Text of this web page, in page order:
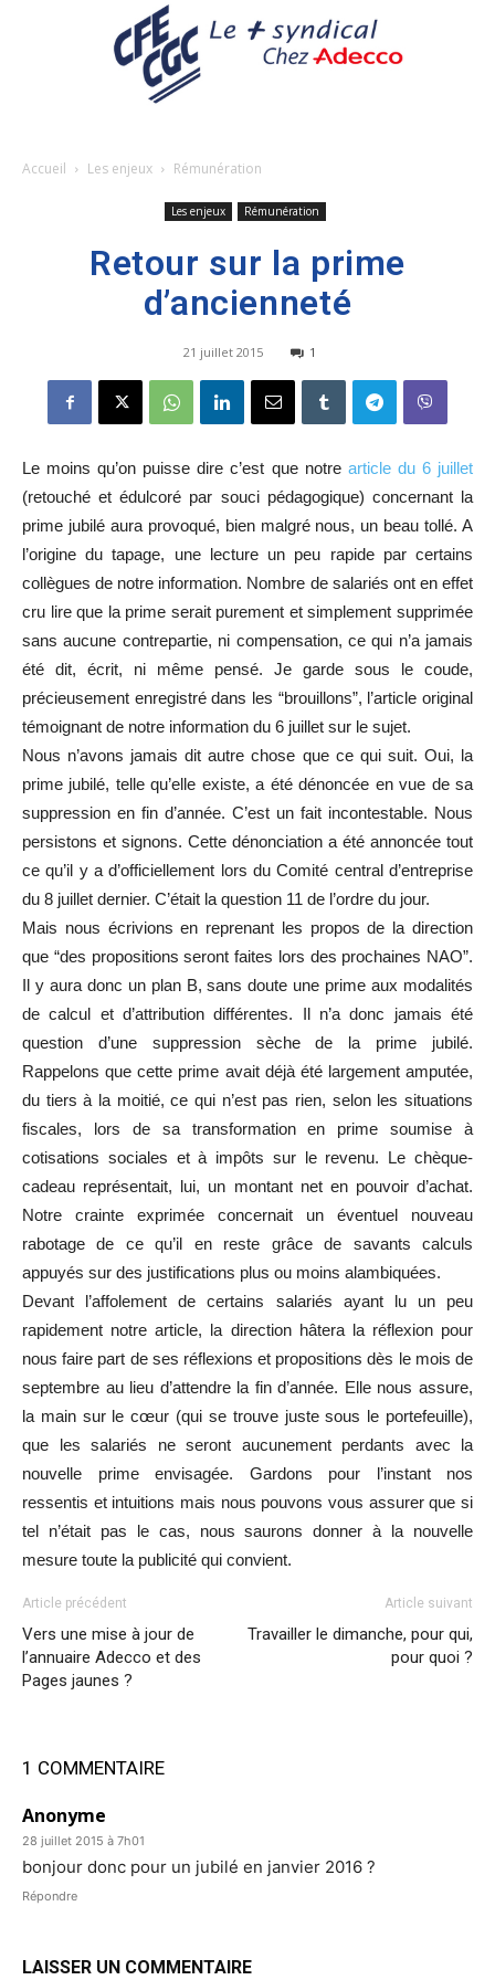
Accueil Les enjeux Rémunération
Les enjeux Rémunération
Retour sur la prime
d’ancienneté
21 juillet 2015 1
Le moins qu’on puisse dire c’est que notre article du 6 juillet
(retouché et édulcoré par souci pédagogique) concernant la
prime jubilé aura provoqué, bien malgré nous, un beau tollé. A
l’origine du tapage, une lecture un peu rapide par certains
collègues de notre information. Nombre de salariés ont en effet
cru lire que la prime serait purement et simplement supprimée
sans aucune contrepartie, ni compensation, ce qui n’a jamais
été dit, écrit, ni même pensé. Je garde sous le coude,
précieusement enregistré dans les “brouillons”, l’article original
témoignant de notre information du 6 juillet sur le sujet.
Nous n’avons jamais dit autre chose que ce qui suit. Oui, la
prime jubilé, telle qu’elle existe, a été dénoncée en vue de sa
suppression en fin d’année. C’est un fait incontestable. Nous
persistons et signons. Cette dénonciation a été annoncée tout
ce qu’il y a d’officiellement lors du Comité central d’entreprise
du 8 juillet dernier. C’était la question 11 de l’ordre du jour.
Mais nous écrivions en reprenant les propos de la direction
que “des propositions seront faites lors des prochaines NAO”.
Il y aura donc un plan B, sans doute une prime aux modalités
de calcul et d’attribution différentes. Il n’a donc jamais été
question d’une suppression sèche de la prime jubilé.
Rappelons que cette prime avait déjà été largement amputée,
du tiers à la moitié, ce qui n’est pas rien, selon les situations
fiscales, lors de sa transformation en prime soumise à
cotisations sociales et à impôts sur le revenu. Le chèque-
cadeau représentait, lui, un montant net en pouvoir d’achat.
Notre crainte exprimée concernait un éventuel nouveau
rabotage de ce qu’il en reste grâce de savants calculs
appuyés sur des justifications plus ou moins alambiquées.
Devant l’affolement de certains salariés ayant lu un peu
rapidement notre article, la direction hâtera la réflexion pour
nous faire part de ses réflexions et propositions dès le mois de
septembre au lieu d’attendre la fin d’année. Elle nous assure,
la main sur le cœur (qui se trouve juste sous le portefeuille),
que les salariés ne seront aucunement perdants avec la
nouvelle prime envisagée. Gardons pour l’instant nos
ressentis et intuitions mais nous pouvons vous assurer que si
tel n’était pas le cas, nous saurons donner à la nouvelle
mesure toute la publicité qui convient.
Article précédent
Vers une mise à jour de
l’annuaire Adecco et des
Pages jaunes ?
Article suivant
Travailler le dimanche, pour qui,
pour quoi ?
1 COMMENTAIRE
Anonyme
28 juillet 2015 à 7h01
bonjour donc pour un jubilé en janvier 2016 ?
Répondre
LAISSER UN COMMENTAIRE